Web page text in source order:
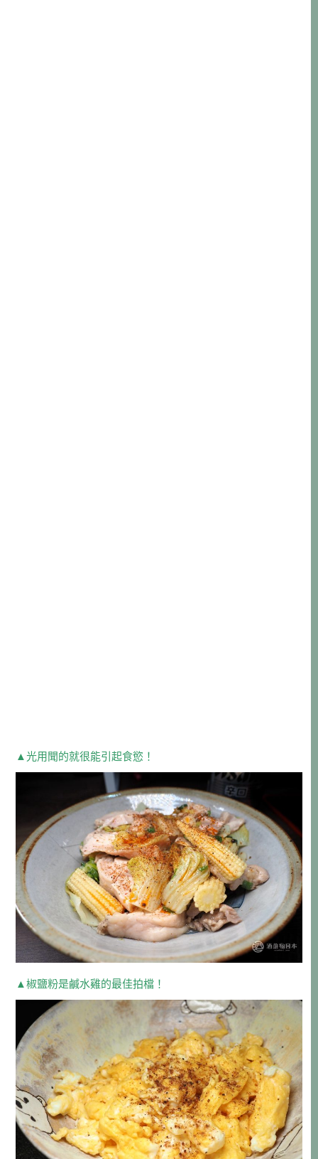
▲光用聞的就很能引起食慾！
▲椒鹽粉是鹹水雞的最佳拍檔！